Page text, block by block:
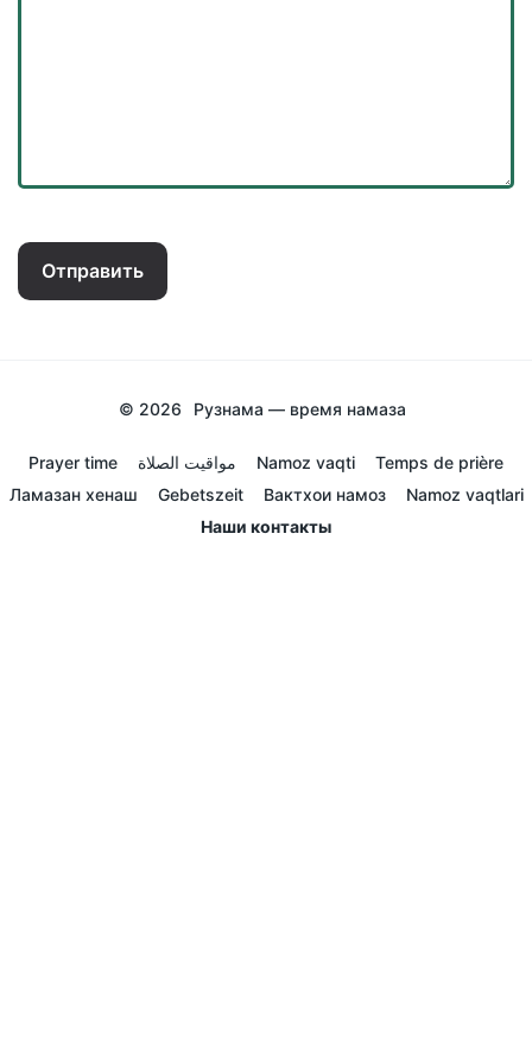
Отправить
© 2026 Рузнама — время намаза
Prayer time مواقيت الصلاة Namoz vaqti
Temps de prière
Ламазан хенаш
Gebetszeit Вактхои намоз
Namoz vaqtlari
Наши контакты